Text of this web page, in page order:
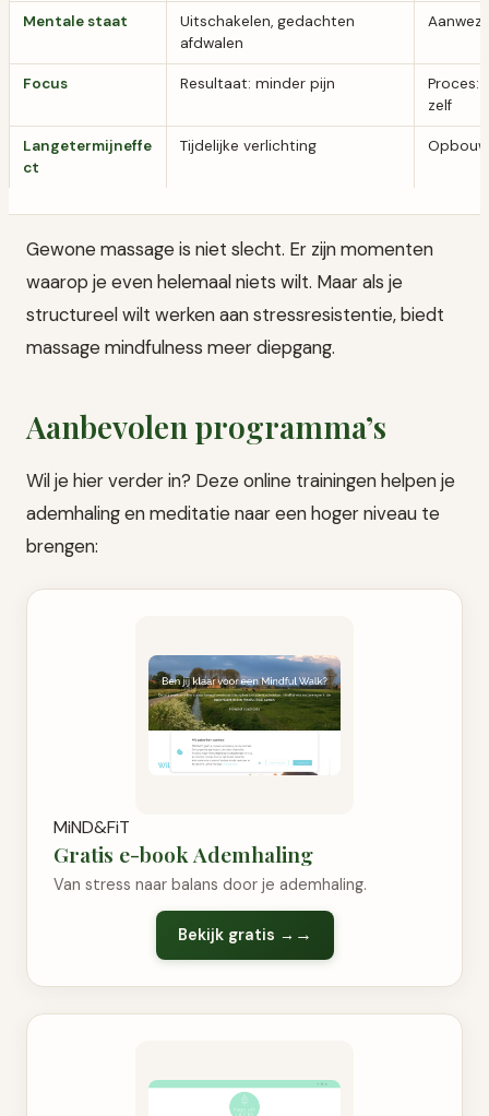
Mentale staat
Uitschakelen, gedachten
afdwalen
Focus Resultaat: minder pijn
Proces:
zelf
Langetermijneffe
ct
Tijdelijke verlichting
Gewone massage is niet slecht. Er zijn momenten
waarop je even helemaal niets wilt. Maar als je
structureel wilt werken aan stressresistentie, biedt
massage mindfulness meer diepgang.
Aanbevolen programma’s
Wil je hier verder in? Deze online trainingen helpen je
ademhaling en meditatie naar een hoger niveau te
brengen:
MiND&FiT
Gratis e-book Ademhaling
Van stress naar balans door je ademhaling.
Bekijk gratis →